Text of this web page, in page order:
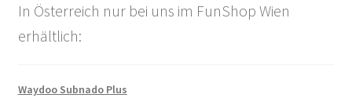
In Österreich nur bei uns im FunShop Wien
erhältlich:
Waydoo Subnado Plus